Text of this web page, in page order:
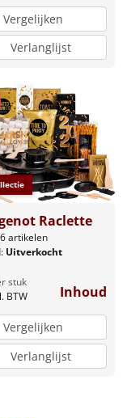
Vergelijken
Verlanglijst
Raclette
artikelen
Uitverkocht
stuk
BTW Inhoud
Vergelijken
Verlanglijst